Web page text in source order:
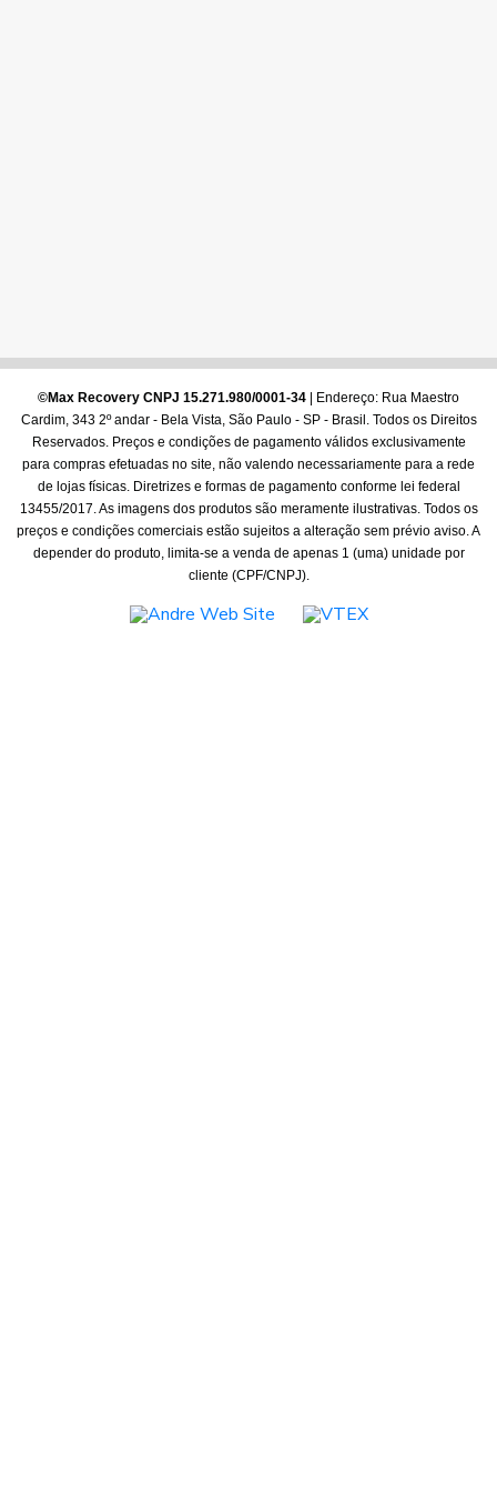
©Max Recovery CNPJ 15.271.980/0001-34 | Endereço: Rua Maestro
Cardim, 343 2º andar - Bela Vista, São Paulo - SP - Brasil. Todos os Direitos
Reservados. Preços e condições de pagamento válidos exclusivamente
para compras efetuadas no site, não valendo necessariamente para a rede
de lojas físicas. Diretrizes e formas de pagamento conforme lei federal
13455/2017. As imagens dos produtos são meramente ilustrativas. Todos os
preços e condições comerciais estão sujeitos a alteração sem prévio aviso. A
depender do produto, limita-se a venda de apenas 1 (uma) unidade por
cliente (CPF/CNPJ).